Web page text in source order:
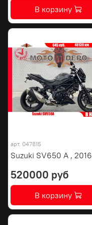
В корзину
арт. 047815
Suzuki SV650 A , 2016
520000 руб
В корзину